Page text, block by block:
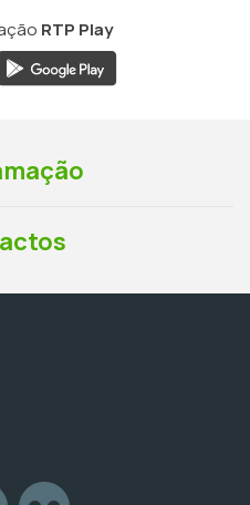
RTP Play